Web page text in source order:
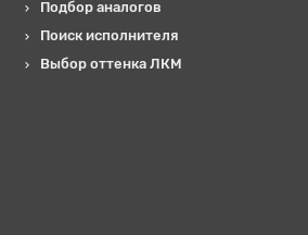
Подбор аналогов
Поиск исполнителя
Выбор оттенка ЛКМ